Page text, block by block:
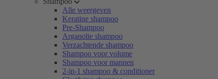
Alle weergeven
Keratine shampoo
Pre-Shampoo
Arganolie shampoo
Verzachtende shampoo
Shampoo voor volume
Shampoo voor mannen
2-in-1 shampoo & conditioner